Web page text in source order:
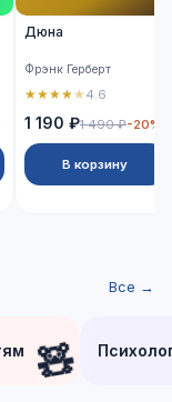
Дюна
Фрэнк Герберт
★★★★★4.6
1 190 ₽1 490 ₽-20%
В корзину
Все →
🧸